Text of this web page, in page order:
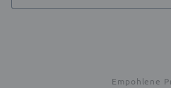
Empohlene